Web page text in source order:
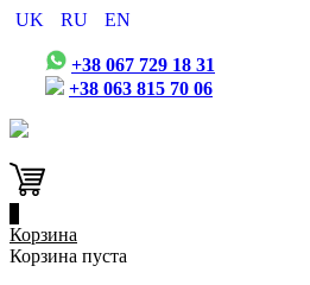
UK RU EN
+38 067 729 18 31
+38 063 815 70 06
Корзина
Корзина пуста